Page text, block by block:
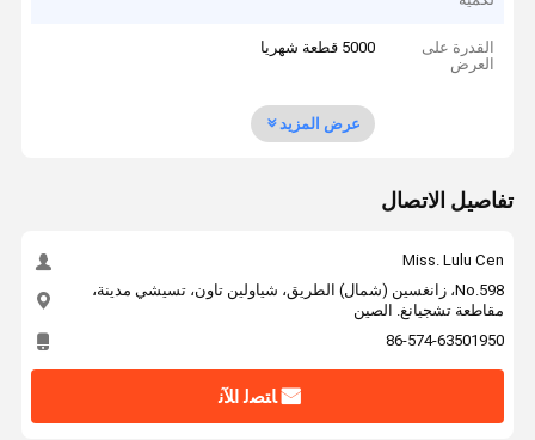
القدرة على
العرض
5000 قطعة شهريا
عرض المزيد
تفاصيل الاتصال
Miss. Lulu Cen
No.598، زانغسين (شمال) الطريق، شياولين تاون، تسيشي مدينة،
مقاطعة تشجيانغ. الصين
86-574-63501950
ﺎﺘﺼﻟ ﺍﻶﻧ